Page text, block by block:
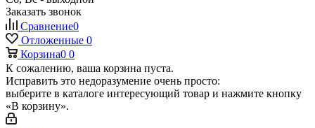
Заказать звонок
Сравнение0
Отложенные 0
Корзина0 0
К сожалению, ваша корзина пуста.
Исправить это недоразумение очень просто:
выберите в каталоге интересующий товар и нажмите кнопку
«В корзину».